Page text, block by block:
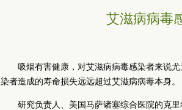
艾滋病病毒
吸烟有害健康，对艾滋病病毒感染者来说
染者造成的寿命损失远远超过艾滋病病毒本身。
研究负责人、美国马萨诸塞综合医院的克